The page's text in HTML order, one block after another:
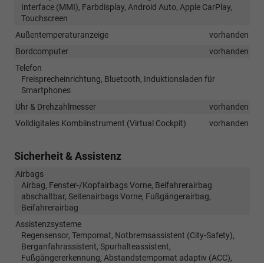
Interface (MMI), Farbdisplay, Android Auto, Apple CarPlay,
Touchscreen
Außentemperaturanzeige
vorhanden
Bordcomputer
vorhanden
Telefon
Freisprecheinrichtung, Bluetooth, Induktionsladen für
Smartphones
Uhr & Drehzahlmesser
vorhanden
Volldigitales Kombiinstrument (Virtual Cockpit)
vorhanden
Sicherheit & Assistenz
Airbags
Airbag, Fenster-/Kopfairbags Vorne, Beifahrerairbag
abschaltbar, Seitenairbags Vorne, Fußgängerairbag,
Beifahrerairbag
Assistenzsysteme
Regensensor, Tempomat, Notbremsassistent (City-Safety),
Berganfahrassistent, Spurhalteassistent,
Fußgängererkennung, Abstandstempomat adaptiv (ACC),